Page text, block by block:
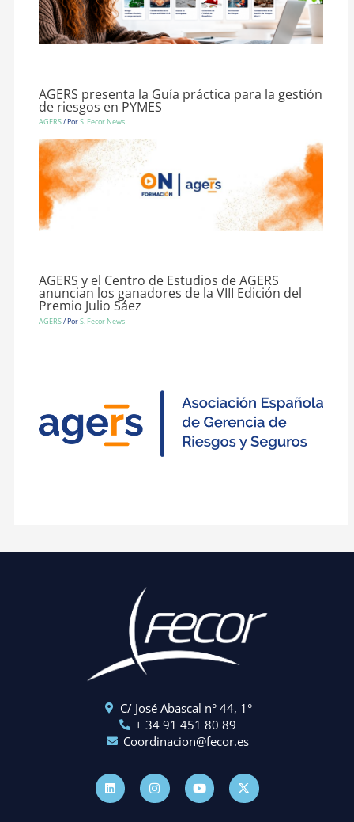
AGERS presenta la Guía práctica para la gestión
de riesgos en PYMES
AGERS/ PorS. Fecor News
AGERS y el Centro de Estudios de AGERS
anuncian los ganadores de la VIII Edición del
Premio Julio Sáez
AGERS/ PorS. Fecor News
C/ José Abascal n° 44, 1°
+ 34 91 451 80 89
Coordinacion@fecor.es
L
i
n
k
I
n
s
t
Y
o
u
t
X
-
t
w